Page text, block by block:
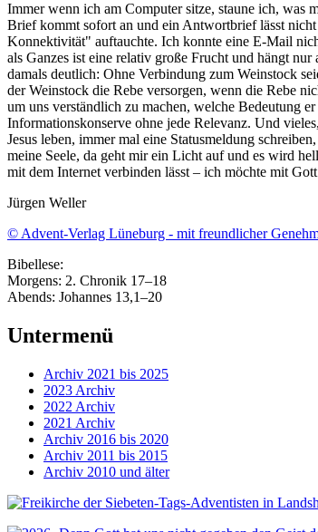
Immer wenn ich am Computersitze, staune ich, was
Brief kommt sofort an und ein Antwortbrief lässt
Konnektivität" auftauchte. Ich konnte eine E-Mail
als Ganzes ist eine relativ große Frucht und hängt
damals deutlich: Ohne Verbindung zum Weinstock
der Weinstock die Rebe versorgen, wenn die Rebe
um uns verständlich zu machen, welche Bedeutung
Informationskonserve ohne jede Relevanz. Und
Jesus leben, immer mal eine Statusmeldung
meine Seele, da geht mir ein Licht auf und es wird
mit dem Internet verbinden lässt – ich möchte mit
Jürgen Weller
© Advent-Verlag Lüneburg - mit freundlicher
Bibellese:
Morgens: 2. Chronik 17–18
Abends: Johannes 13,1–20
Untermenü
Archiv 2021 bis 2025
2023 Archiv
2022 Archiv
2021 Archiv
Archiv 2016 bis 2020
Archiv 2011 bis 2015
Archiv 2010 und älter